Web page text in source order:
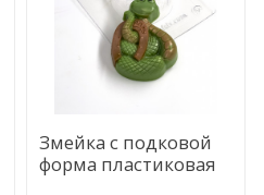
Змейка с подковой
форма пластиковая